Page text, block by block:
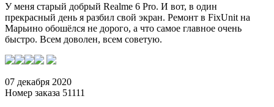
У меня старый добрый Realme 6 Pro. И вот, в один
прекрасный день я разбил свой экран. Ремонт в FixUnit на
Марьино обошёлся не дорого, а что самое главное очень
быстро. Всем доволен, всем советую.
07 декабря 2020
Номер заказа 51111